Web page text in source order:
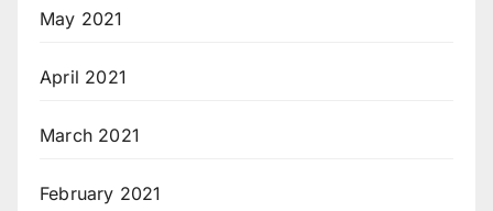
May 2021
April 2021
March 2021
February 2021